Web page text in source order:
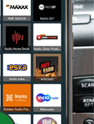
Tom Power